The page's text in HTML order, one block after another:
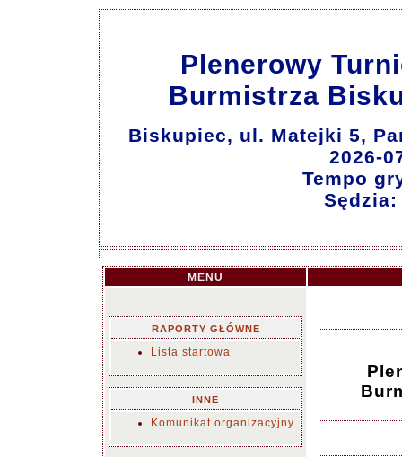
Plenerowy
Burmistrza
Biskupiec, ul. Matejki 5,
2026-
Tempo
Sędzia:
MENU
RAPORTY GŁÓWNE
Lista startowa
INNE
Komunikat organizacyjny